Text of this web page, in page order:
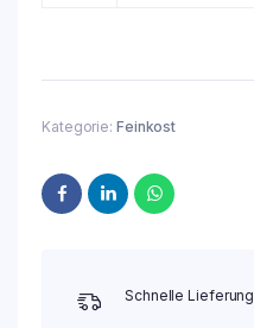
Kategorie: Feinkost
Schnelle Lieferung